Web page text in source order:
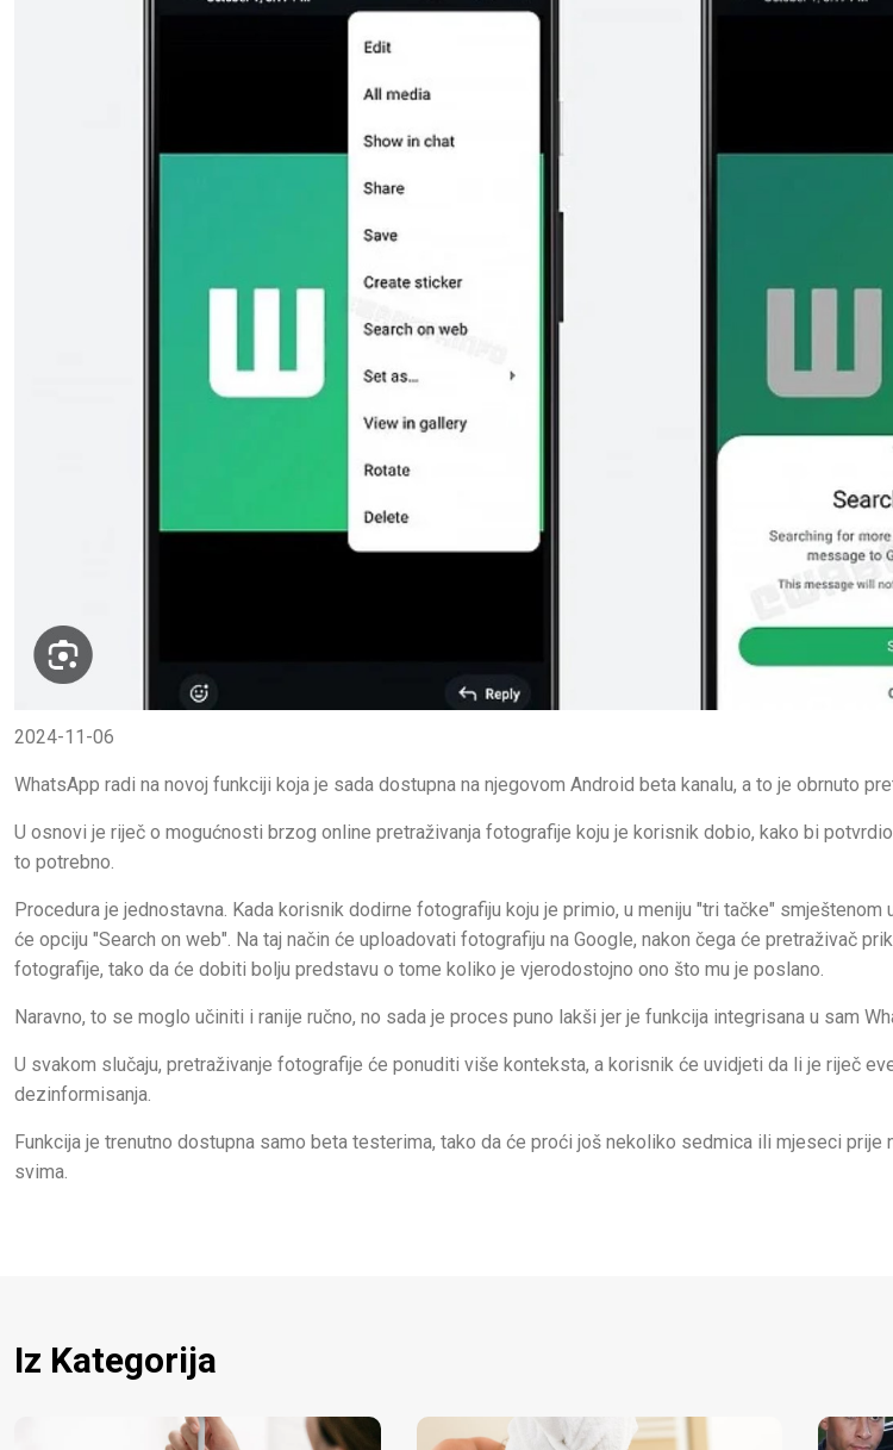
2024-11-06
WhatsApp radi na novoj funkciji koja je sada dostupna na njegovom Android beta kanalu, a to je obrnuto
U osnovi je riječ o mogućnosti brzog online pretraživanja fotografije koju je korisnik dobio, kako bi
to potrebno.
Procedura je jednostavna. Kada korisnik dodirne fotografiju koju je primio, u meniju "tri tačke" smještenom
će opciju "Search on web". Na taj način će uploadovati fotografiju na Google, nakon čega će pretraživač
fotografije, tako da će dobiti bolju predstavu o tome koliko je vjerodostojno ono što mu je poslano.
Naravno, to se moglo učiniti i ranije ručno, no sada je proces puno lakši jer je funkcija integrisana u sam
U svakom slučaju, pretraživanje fotografije će ponuditi više konteksta, a korisnik će uvidjeti da li je riječ
dezinformisanja.
Funkcija je trenutno dostupna samo beta testerima, tako da će proći još nekoliko sedmica ili mjeseci prije
svima.
Iz Kategorija